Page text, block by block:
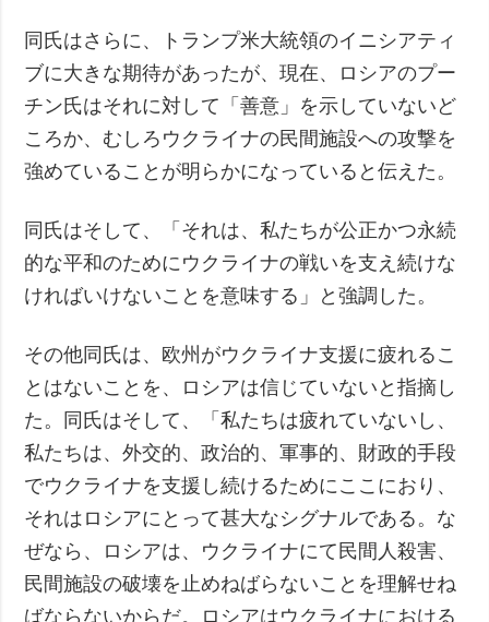
同氏はさらに、トランプ米大統領のイニシアティ
ブに大きな期待があったが、現在、ロシアのプー
チン氏はそれに対して「善意」を示していないど
ころか、むしろウクライナの民間施設への攻撃を
強めていることが明らかになっていると伝えた。
同氏はそして、「それは、私たちが公正かつ永続
的な平和のためにウクライナの戦いを支え続けな
ければいけないことを意味する」と強調した。
その他同氏は、欧州がウクライナ支援に疲れるこ
とはないことを、ロシアは信じていないと指摘し
た。同氏はそして、「私たちは疲れていないし、
私たちは、外交的、政治的、軍事的、財政的手段
でウクライナを支援し続けるためにここにおり、
それはロシアにとって甚大なシグナルである。な
ぜなら、ロシアは、ウクライナにて民間人殺害、
民間施設の破壊を止めねばらないことを理解せね
ばならないからだ。ロシアはウクライナにおける